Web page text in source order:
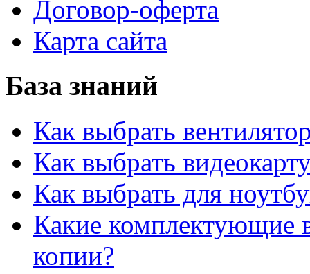
Договор-оферта
Карта сайта
База знаний
Как выбрать
Как выбрать
Как выбрать для
Какие комплектующие
копии?